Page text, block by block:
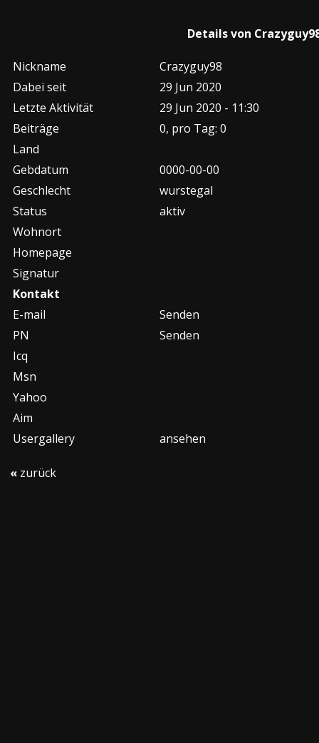
Details von
Nickname
Crazyguy98
Dabei seit
29 Jun 2020
Letzte Aktivität
29 Jun 2020 - 11:30
Beiträge
0, pro Tag: 0
Land
Gebdatum
0000-00-00
Geschlecht
wurstegal
Status
aktiv
Wohnort
Homepage
Signatur
Kontakt
E-mail
Senden
PN
Senden
Icq
Msn
Yahoo
Aim
Usergallery
ansehen
« zurück